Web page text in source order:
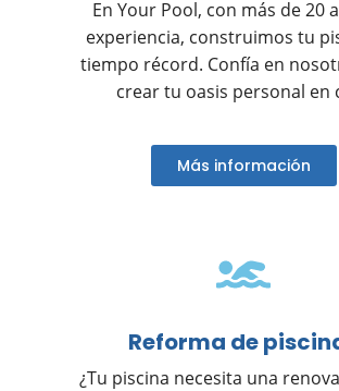
En Your Pool, con más de 20
experiencia, construimos tu
tiempo récord. Confía en
crear tu oasis personal en
Más información
Reforma de
¿Tu piscina necesita una